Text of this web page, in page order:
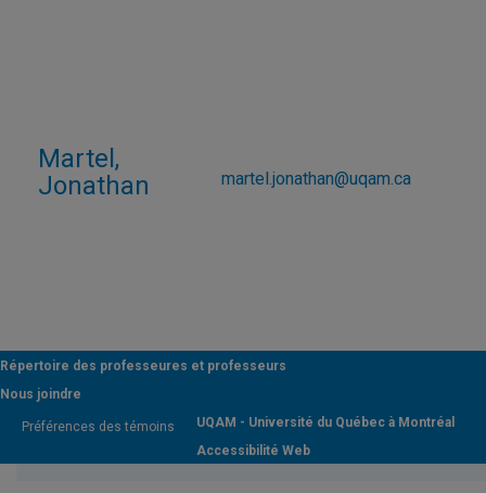
Martel,
Jonathan
martel.jonathan@uqam.ca
Ouellet,
Sylvie
ouellet.sylvie@uqam.ca
Répertoire des professeures et professeurs
Nous joindre
Préférences des témoins
UQAM - Université du Québec à Montréal
Accessibilité Web